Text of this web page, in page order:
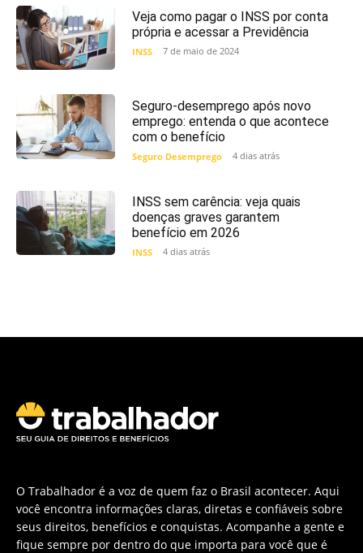
Veja como pagar o INSS por conta
própria e acessar a Previdência
INSS 7 de maio de 2024
Seguro-desemprego após novo
emprego: entenda o que acontece
com o benefício
Seguro Desemprego 4 dias atrás
INSS sem carência: veja quais
doenças graves garantem
benefício em 2026
INSS 4 dias atrás
O Trabalhador é a voz de quem faz o Brasil acontecer. Aqui
você encontra informações claras, diretas e confiáveis sobre
seus direitos, benefícios e conquistas. Acompanhe a gente e
fique sempre por dentro do que importa para você que é